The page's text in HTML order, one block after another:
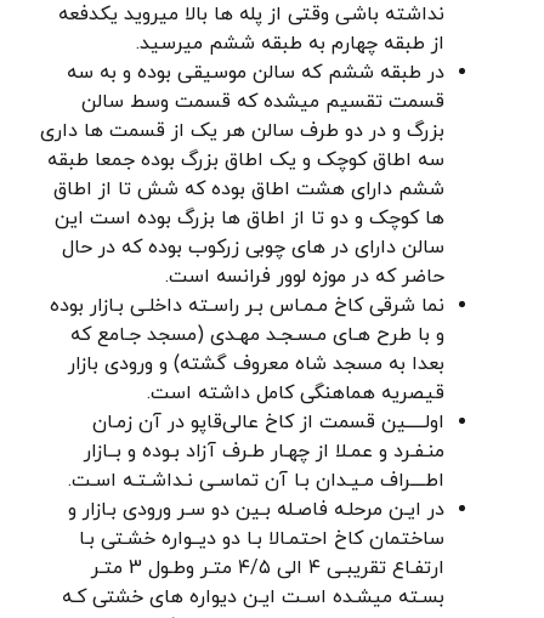
نداشته باشی وقتی از پله ها بالا میروید یکدفعه
از طبقه چهارم به طبقه ششم میرسید.
در طبقه ششم که سالن موسیقی بوده و به سه
قسمت تقسیم میشده که قسمت وسط سالن
بزرگ و در دو طرف سالن هر یک از قسمت ها داری
سه اطاق کوچک و یک اطاق بزرگ بوده جمعا طبقه
ششم دارای هشت اطاق بوده که شش تا از اطاق
ها کوچک و دو تا از اطاق ها بزرگ بوده است این
سالن دارای در های چوبی زرکوب بوده که در حال
حاضر که در موزه لوور فرانسه است.
نما شرقی کاخ مـمـاس بـر راسـته داخلـی بـازار بوده
و با طرح هـای مـسـجـد مهـدی (مسجد جـامع که
بعدا به مسجد شاه معروف گشته) و ورودی بازار
قیصریه هماهنگی کامل داشته است.
اولـــــين قسمت از کاخ عالی‌قاپو در آن زمـان
منـفـرد و عمـلا از چهـار طـرف آزاد بـوده و بــازار
اطــــراف مـيـدان بـا آن تماسـی نـداشـتـه اسـت.
در ایـن مرحلـه فاصـله بـين دو سـر ورودی بـازار و
ساختمان کاخ احتمـالا بـا دو دیــواره خشـتی بـا
ارتفـاع تقریبـی ۴ الی ۴/۵ متـر وطـول 3 متـر
بسـته میشـده اسـت ايـن دیواره های خشتی کـه